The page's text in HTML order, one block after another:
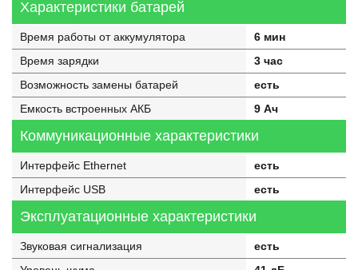
Характеристики батарей
Время работы от аккумулятора
6 мин
Время зарядки
3 час
Возможность замены батарей
есть
Емкость встроенных АКБ
9 Ач
Коммуникационные характеристики
Интерфейс Ethernet
есть
Интерфейс USB
есть
Эксплуатационные характеристики
Звуковая сигнализация
есть